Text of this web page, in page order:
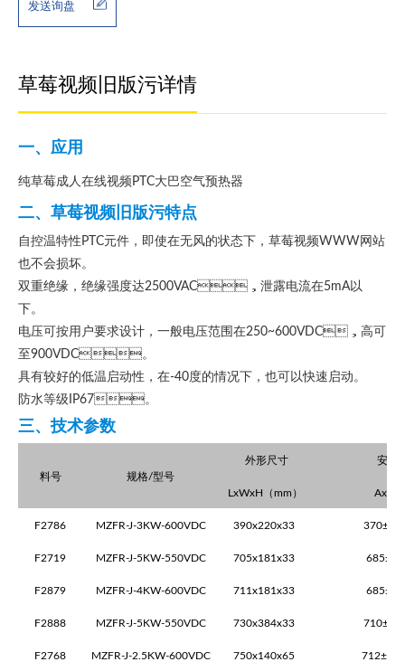
发送询盘
草莓视频旧版污详情
一、应用
纯草莓成人在线视频PTC大巴空气预热器
二、草莓视频旧版污特点
自控温特性 PTC元件，即使在无风的状态下，草莓视频WWW网站
也不会损坏。
双重绝缘，绝缘强度达2500VAC，泄露电流在5mA以
下 。
电压可按用户要求设计，一般电压范围在250~600VDC，高可
至900VDC。
具有较好的低温启动性，在-40度的情况下，也可以快速启动。
防水等级 IP67。
三、技术参数
料号 规格/型号
外形尺寸 安装
LxWxH （mm ） AxB
F2786 MZFR-J-3KW-600VDC 390x220x33
F2719 MZFR-J-5KW-550VDC 705x181x33
F2879 MZFR-J-4KW-600VDC 711x181x33
F2888 MZFR-J-5KW-550VDC 730x384x33
F2768 MZFR-J-2.5KW-600VDC 750x140x65